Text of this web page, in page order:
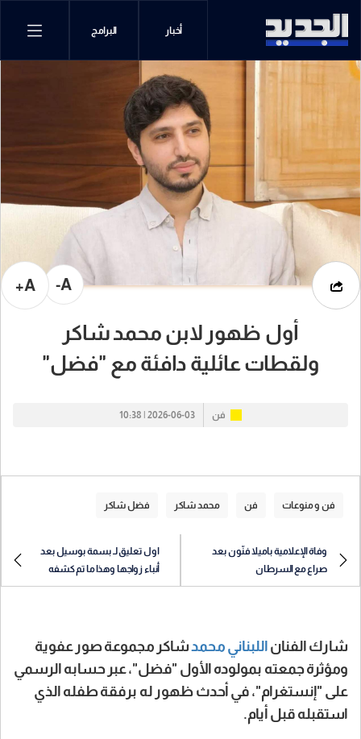
أخبار البرامج
A-
A+
أول ظهور لابن محمد شاكر
ولقطات عائلية دافئة مع "فضل"
فن 2026-06-03 | 10:38
فن و منوعات فن محمد شاكر فضل شاكر
وفاة الإعلامية باميلا فنّون بعد
صراع مع السرطان
اول تعليق لـ بسمة بوسيل بعد
أنباء زواجها وهذا ما تم كشفه
شارك الفنان اللبناني محمدشاكر مجموعة صور عفوية
ومؤثرة جمعته بمولوده الأول "فضل"، عبر حسابه الرسمي
على "إنستغرام"، في أحدث ظهور له برفقة طفله الذي
استقبله قبل أيام.